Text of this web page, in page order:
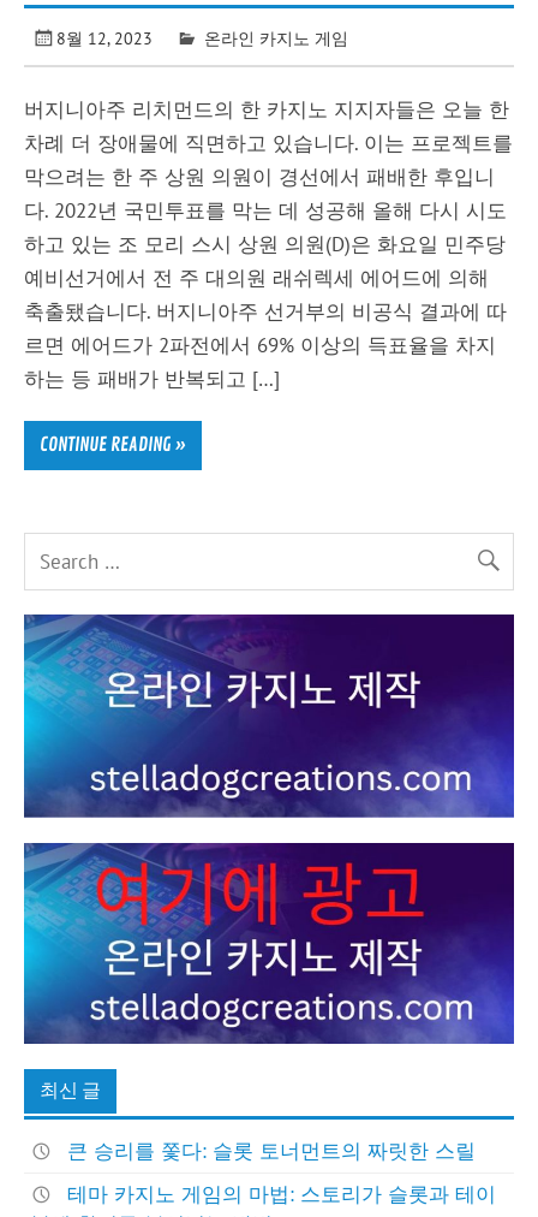
8월 12, 2023 온라인 카지노 게임
버지니아주 리치먼드의 한 카지노 지지자들은 오늘 한
차례 더 장애물에 직면하고 있습니다. 이는 프로젝트를
막으려는 한 주 상원 의원이 경선에서 패배한 후입니
다. 2022년 국민투표를 막는 데 성공해 올해 다시 시도
하고 있는 조 모리 스시 상원 의원(D)은 화요일 민주당
예비선거에서 전 주 대의원 래쉬렉세 에어드에 의해
축출됐습니다. 버지니아주 선거부의 비공식 결과에 따
르면 에어드가 2파전에서 69% 이상의 득표율을 차지
하는 등 패배가 반복되고 […]
CONTINUE READING »
최신 글
큰 승리를 쫓다: 슬롯 토너먼트의 짜릿한 스릴
테마 카지노 게임의 마법: 스토리가 슬롯과 테이